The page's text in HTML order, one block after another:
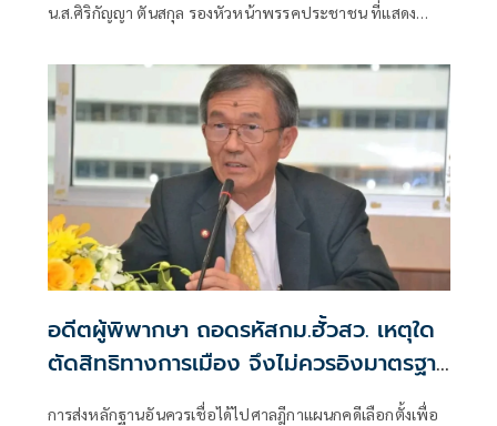
น.ส.ศิริกัญญา ตันสกุล รองหัวหน้าพรรคประชาชน ที่แสดง
พรรคภูมิใจไทย ก็จำเป็นต้องพูดคุยกับพรรคประชาชนด้วยว่า
อดีตผู้พิพากษา ถอดรหัสกม.ฮั้วสว. เหตุใด
ตัดสิทธิทางการเมือง จึงไม่ควรอิงมาตรฐาน
เดียวกับคดีอาญา
การส่งหลักฐานอันควรเชื่อได้ไปศาลฎีกาแผนกคดีเลือกตั้งเพื่อ